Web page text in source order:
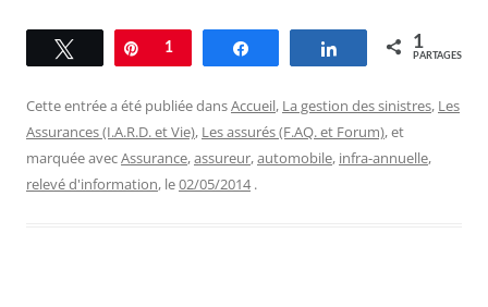
Tweetez Épingle
1 Partagez 1
PARTAGES
Cette entrée a été publiée dansAccueil, La gestion des sinistres, Les
Assurances (I.A.R.D. et Vie), Les assurés (F.AQ. et Forum), et
marquée avecAssurance,assureur,automobile, infra-annuelle,
relevé d'information, le02/05/2014 .